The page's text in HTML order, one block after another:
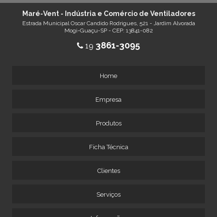
Maré-Vent - Indústria e Comércio de Ventiladores
Estrada Municipal Oscar Candido Rodrigues, 521 - Jardim Alvorada
Mogi-Guaçu-SP - CEP: 13841-082
19 3861-3095
Home
Empresa
Produtos
Ficha Técnica
Clientes
Serviços